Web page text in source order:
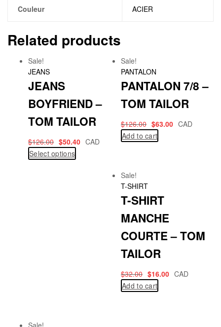
Couleur ACIER
Related products
Sale!
JEANS
JEANS
BOYFRIEND –
TOM TAILOR
$126.00 $50.40 CAD
Select options
Sale!
PANTALON
PANTALON 7/8 –
TOM TAILOR
$126.00 $63.00 CAD
Add to cart
Sale!
T-SHIRT
T-SHIRT
MANCHE
COURTE – TOM
TAILOR
$32.00 $16.00 CAD
Add to cart